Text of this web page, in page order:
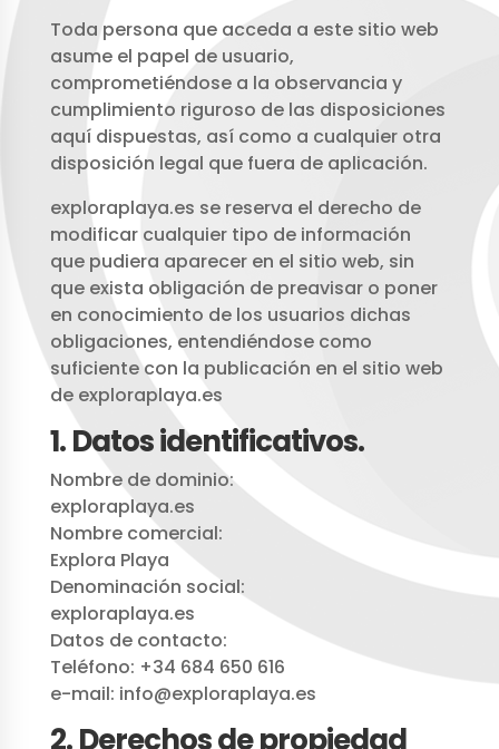
Toda persona que acceda a este sitio web
asume el papel de usuario,
comprometiéndose a la observancia y
cumplimiento riguroso de las disposiciones
aquí dispuestas, así como a cualquier otra
disposición legal que fuera de aplicación.
exploraplaya.es se reserva el derecho de
modificar cualquier tipo de información
que pudiera aparecer en el sitio web, sin
que exista obligación de preavisar o poner
en conocimiento de los usuarios dichas
obligaciones, entendiéndose como
suficiente con la publicación en el sitio web
de exploraplaya.es
1. Datos identificativos.
Nombre de dominio:
exploraplaya.es
Nombre comercial:
Explora Playa
Denominación social:
exploraplaya.es
Datos de contacto:
Teléfono: +34 684 650 616
e-mail: info@exploraplaya.es
2. Derechos de propiedad